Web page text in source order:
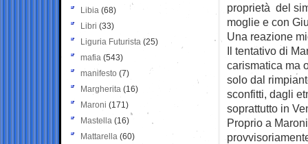
proprietà del
moglie e con
Una reazione
Il tentativo di
carismatica ma
solo dal
sconfitti, dagli
soprattutto in
Proprio a
Libia (68)
Libri (33)
Liguria Futurista (25)
mafia (543)
manifesto (7)
Margherita (16)
Maroni (171)
Mastella (16)
Mattarella (60)